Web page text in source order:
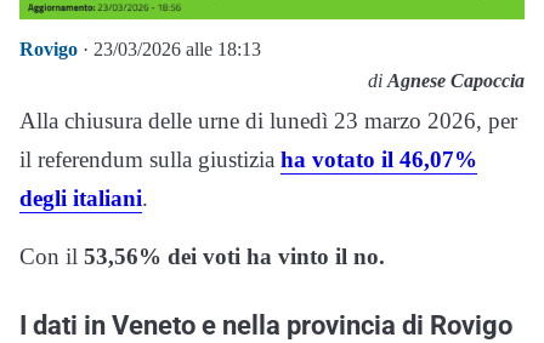
Rovigo · 23/03/2026 alle 18:13
di Agnese Capoccia
Alla chiusura delle urne di lunedì 23 marzo 2026, per
il referendum sulla giustizia ha votato il 46,07%
degli italiani.
Con il 53,56% dei voti ha vinto il no.
I dati in Veneto e nella provincia di Rovigo